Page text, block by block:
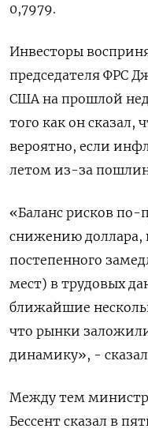
0,7979​.
Инвесторы
председателя ФРС
США на прошлой
того как он сказал,
вероятно, если
летом из-за
«Баланс рисков по-
снижению
постепенного
мест) в трудовых
ближайшие
что рынки
динамику», -
Между тем
Бессент сказал в